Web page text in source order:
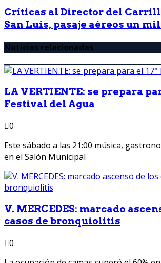
Críticas al Director del
San Luis, pasaje aéreos un
Noticias relacionadas
LA VERTIENTE: se prepara
Festival del Agua
0
Este sábado a las 21:00 música,
en el Salón Municipal
V. MERCEDES: marcado
casos de bronquiolitis
0